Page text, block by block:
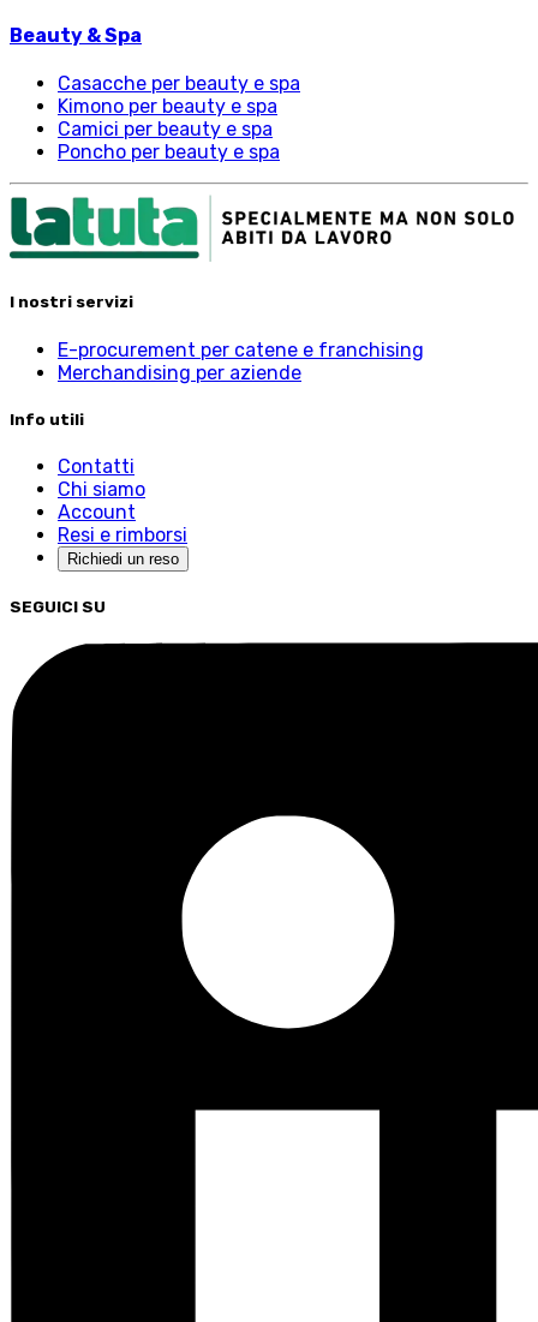
Beauty & Spa
Casacche per beauty e spa
Kimono per beauty e spa
Camici per beauty e spa
Poncho per beauty e spa
I nostri servizi
E-procurement per catene e franchising
Merchandising per aziende
Info utili
Contatti
Chi siamo
Account
Resi e rimborsi
Richiedi un reso
SEGUICI SU